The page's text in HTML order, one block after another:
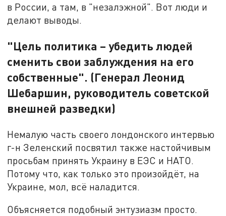
в России, а там, в "незалэжной". Вот люди и
делают выводы.
"Цель политика – убедить людей
сменить свои заблуждения на его
собственные". (Генерал Леонид
Шебаршин, руководитель советской
внешней разведки)
Немалую часть своего лондонского интервью
г-н Зеленский посвятил также настойчивым
просьбам принять Украину в ЕЭС и НАТО.
Потому что, как только это произойдёт, на
Украине, мол, всё наладится.
Объясняется подобный энтузиазм просто.